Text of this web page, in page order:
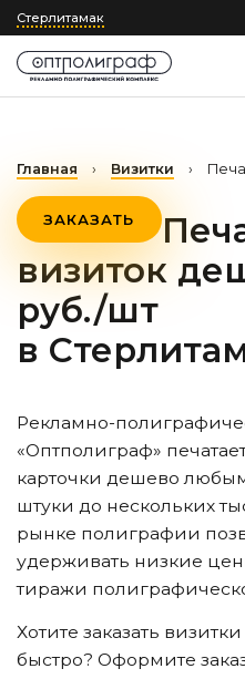
Стерлитамак
Главная › Визитки ›
ЗАКАЗАТЬ
визиток
руб./шт
в
Рекламно-
«Оптполиграф»
карточки дешево
штуки до нескольких
рынке полиграфии
удерживать низкие
тиражи
Хотите заказать
быстро? Оформите